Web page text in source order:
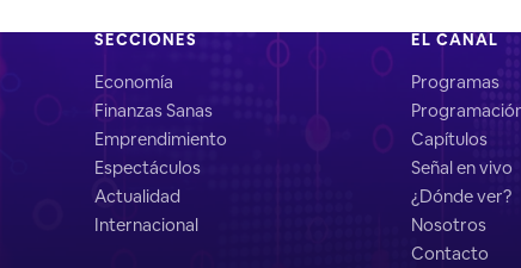
SECCIONES
Economía
Finanzas Sanas
Emprendimiento
Espectáculos
Actualidad
Internacional
EL CANAL
Programas
Capítulos
Señal en vivo
¿Dónde ver?
Nosotros
Contacto